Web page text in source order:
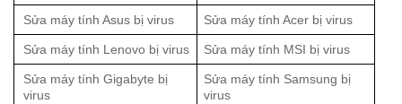
Sửa máy tính Asus bị virus Sửa máy tính Acer bị virus
Sửa máy tính Lenovo bị virus Sửa máy tính MSI bị virus
Sửa máy tính Gigabyte bị
virus
Sửa máy tính Samsung bị
virus